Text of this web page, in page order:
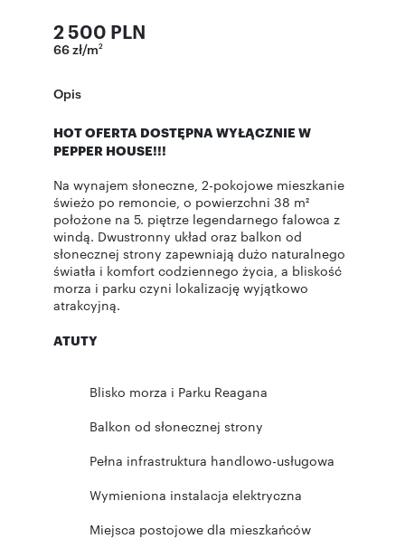
2 500 PLN
66 zł/m2
Opis
HOT OFERTA DOSTĘPNA WYŁĄCZNIE W
PEPPER HOUSE!!!
Na wynajem słoneczne, 2-pokojowe mieszkanie
świeżo po remoncie, o powierzchni 38 m²
położone na 5. piętrze legendarnego falowca z
windą. Dwustronny układ oraz balkon od
słonecznej strony zapewniają dużo naturalnego
światła i komfort codziennego życia, a bliskość
morza i parku czyni lokalizację wyjątkowo
atrakcyjną.
ATUTY
Blisko morza i Parku Reagana
Balkon od słonecznej strony
Pełna infrastruktura handlowo-usługowa
Wymieniona instalacja elektryczna
Miejsca postojowe dla mieszkańców